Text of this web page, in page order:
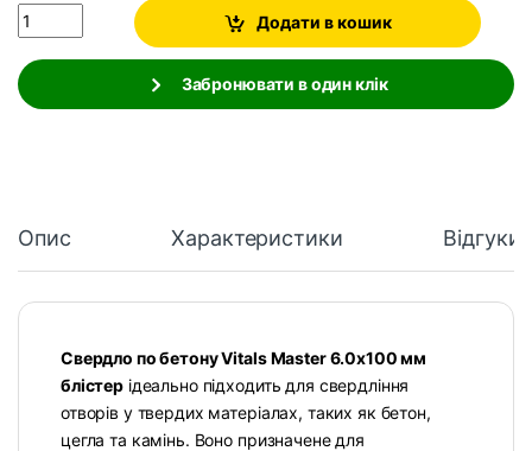
Quantity
Додати в кошик
Забронювати в один клік
Опис Характеристики Відгуки
Свердло по бетону Vitals Master 6.0х100 мм
блістер ідеально підходить для свердління
отворів у твердих матеріалах, таких як бетон,
цегла та камінь. Воно призначене для